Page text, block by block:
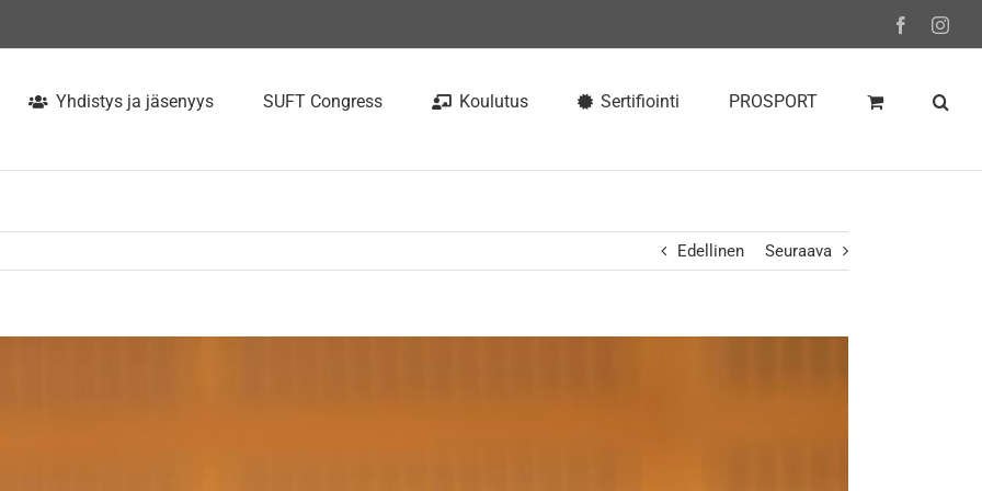
Facebook
Yhdistys ja jäsenyys SUFT Congress Koulutus Sertifiointi PROSPORT
Edellinen Seuraava